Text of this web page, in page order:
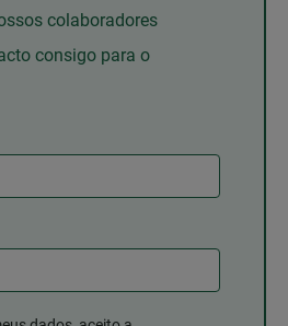
colaboradores
consigo para o